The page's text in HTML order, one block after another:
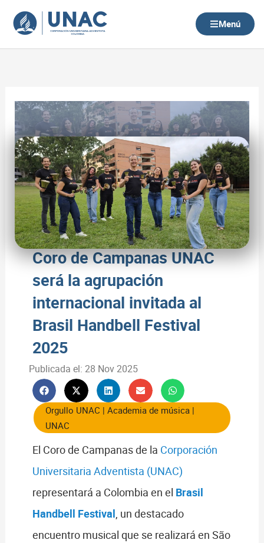
contenido
Menú
Coro de Campanas UNAC
será la agrupación
internacional invitada al
Brasil Handbell Festival
2025
Publicada el: 28 Nov 2025
Orgullo UNAC | Academia de música|
UNAC
El Coro de Campanas de la Corporación
Universitaria Adventista (UNAC)
representará a Colombia en el Brasil
Handbell Festival, un destacado
encuentro musical que se realizará en São